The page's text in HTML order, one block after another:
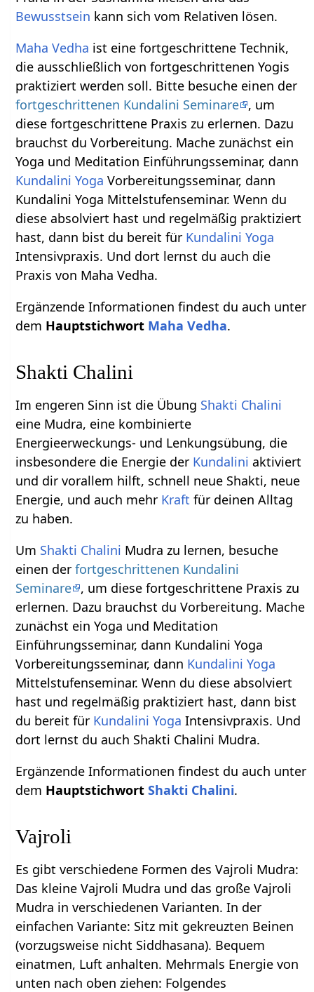
Bewusstsein kann sich vom Relativen lösen.
Maha Vedha ist eine fortgeschrittene Technik,
die ausschließlich von fortgeschrittenen Yogis
praktiziert werden soll. Bitte besuche einen der
fortgeschrittenen Kundalini Seminare , um
diese fortgeschrittene Praxis zu erlernen. Dazu
brauchst du Vorbereitung. Mache zunächst ein
Yoga und Meditation Einführungsseminar, dann
Kundalini Yoga Vorbereitungsseminar, dann
Kundalini Yoga Mittelstufenseminar. Wenn du
diese absolviert hast und regelmäßig praktiziert
hast, dann bist du bereit für Kundalini Yoga
Intensivpraxis. Und dort lernst du auch die
Praxis von Maha Vedha.
Ergänzende Informationen findest du auch unter
dem Hauptstichwort Maha Vedha.
Shakti Chalini
Im engeren Sinn ist die Übung Shakti Chalini
eine Mudra, eine kombinierte
Energieerweckungs- und Lenkungsübung, die
insbesondere die Energie der Kundalini aktiviert
und dir vorallem hilft, schnell neue Shakti, neue
Energie, und auch mehr Kraft für deinen Alltag
zu haben.
Um Shakti Chalini Mudra zu lernen, besuche
einen derfortgeschrittenen Kundalini
Seminare , um diese fortgeschrittene Praxis zu
erlernen. Dazu brauchst du Vorbereitung. Mache
zunächst ein Yoga und Meditation
Einführungsseminar, dann Kundalini Yoga
Vorbereitungsseminar, dann Kundalini Yoga
Mittelstufenseminar. Wenn du diese absolviert
hast und regelmäßig praktiziert hast, dann bist
du bereit für Kundalini Yoga Intensivpraxis. Und
dort lernst du auch Shakti Chalini Mudra.
Ergänzende Informationen findest du auch unter
dem HauptstichwortShakti Chalini.
Vajroli
Es gibt verschiedene Formen des Vajroli Mudra:
Das kleine Vajroli Mudra und das große Vajroli
Mudra in verschiedenen Varianten. In der
einfachen Variante: Sitz mit gekreuzten Beinen
(vorzugsweise nicht Siddhasana). Bequem
einatmen, Luft anhalten. Mehrmals Energie von
unten nach oben ziehen: Folgendes